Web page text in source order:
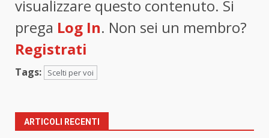
visualizzare questo contenuto. Si
prega Log In. Non sei un membro?
Registrati
Tags: Scelti per voi
ARTICOLI RECENTI